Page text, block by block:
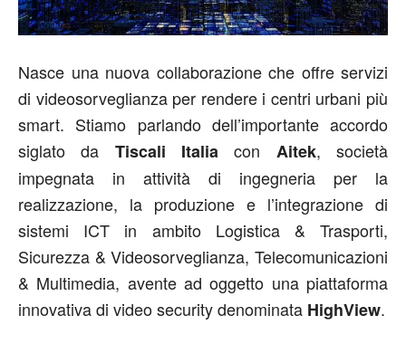
Nasce una nuova collaborazione che offre servizi
di videosorveglianza per rendere i centri urbani più
smart. Stiamo parlando dell’importante accordo
siglato da Tiscali Italiacon Aitek, società
impegnata in attività di ingegneria per la
realizzazione, la produzione e l’integrazione di
sistemi ICT in ambito Logistica & Trasporti,
Sicurezza & Videosorveglianza, Telecomunicazioni
& Multimedia, avente ad oggetto una piattaforma
innovativa di video security denominata HighView.